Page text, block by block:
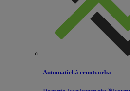
Automatická cenotvorba